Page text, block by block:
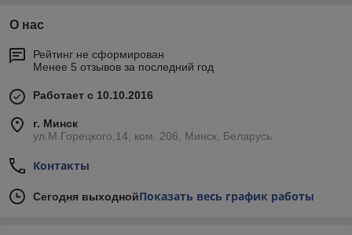
О нас
Рейтинг не сформирован
Менее 5 отзывов за последний год
Работает с 10.10.2016
г. Минск
ул.М.Горецкого,14, ком. 206, Минск, Беларусь
Контакты
Сегодня выходнойПоказать весь график работы